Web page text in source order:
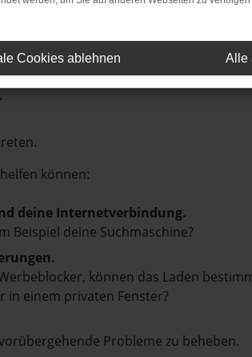
können:
deine Internetverbindung.
Beispiel deine Suchmaschine?
können das Laden
in einem privaten Fenster?
Probleme zu beheben.
Cookies ablehnen Alle